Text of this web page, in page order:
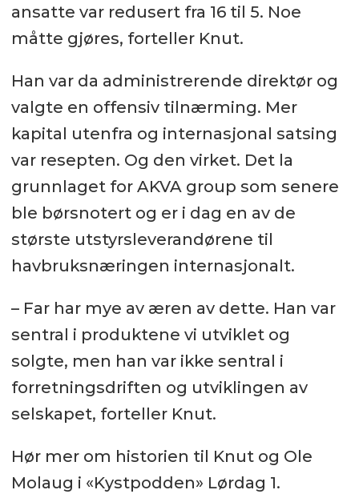
ansatte var redusert fra 16 til 5. Noe
måtte gjøres, forteller Knut.
Han var da administrerende direktør og
valgte en offensiv tilnærming. Mer
kapital utenfra og internasjonal satsing
var resepten. Og den virket. Det la
grunnlaget for AKVA group som senere
ble børsnotert og er i dag en av de
største utstyrsleverandørene til
havbruksnæringen internasjonalt.
– Far har mye av æren av dette. Han var
sentral i produktene vi utviklet og
solgte, men han var ikke sentral i
forretningsdriften og utviklingen av
selskapet, forteller Knut.
Hør mer om historien til Knut og Ole
Molaug i «Kystpodden» Lørdag 1.